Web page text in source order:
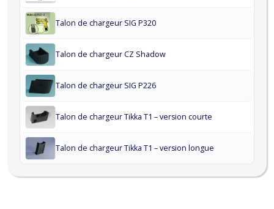
Talon de chargeur SIG P320
Talon de chargeur CZ Shadow
Talon de chargeur SIG P226
Talon de chargeur Tikka T1 – version courte
Talon de chargeur Tikka T1 – version longue